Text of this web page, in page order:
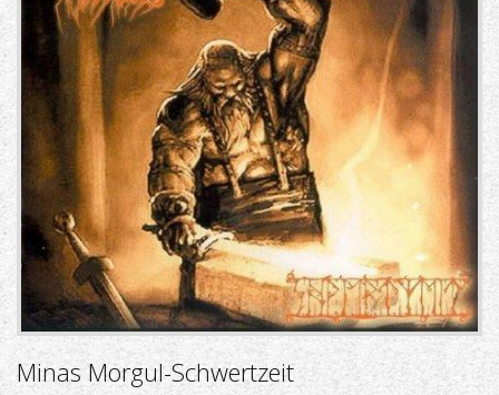
Minas Morgul-Schwertzeit